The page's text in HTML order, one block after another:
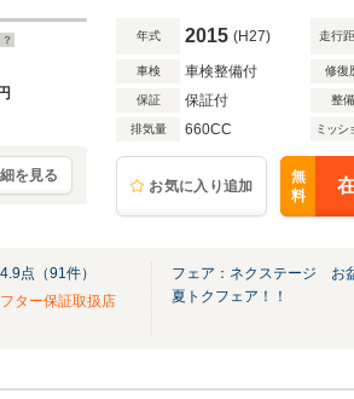
を見る
年式 2015 (H27) 走行
車検 車検整備付 修復
保証 保証付 整備
排気量 660CC ミッシ
お気に入り追加
無
料
4.9点（91件）
ター保証取扱店
フェア：ネクステージ お
夏トクフェア！！